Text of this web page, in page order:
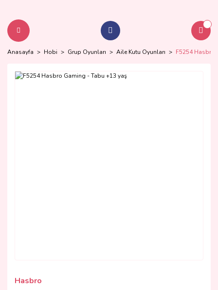
Anasayfa Hobi Grup Oyunları Aile Kutu Oyunları F5254 Hasbro
Hasbro